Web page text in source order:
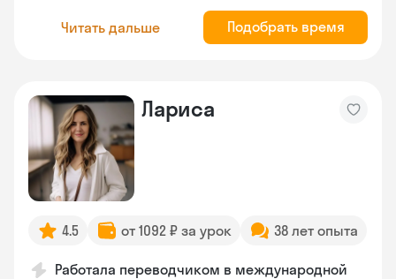
Читать дальше Подобрать время
Лариса
4.5 от 1092 ₽ за урок 38 лет опыта
Работала переводчиком в международной